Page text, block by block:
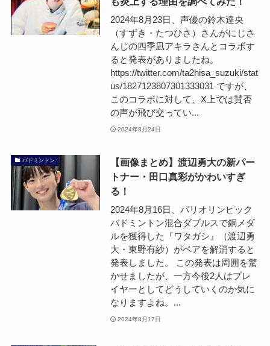
2024年8月23日、声優の鈴木達央
（すずき・たつひさ）さんがにじさ
んじの四季凪アキラさんとコラボす
ると発表がありましたね。
https://twitter.com/ta2hisa_suzuki/stat
us/1827123807301333031 ですが、
このコラボに対して、X上では賛否
の声が飛び交ってい...
2024年8月24日
バドミントン
【画像まとめ】渡辺勇大の新パー
トナー・田口真彩がかわいすぎ
る！
2024年8月16日、パリオリンピック
バドミントン混合ダブルスで銅メダ
ルを獲得した『ワタガシ』（渡辺勇
大・東野有紗）がペアを解消すると
発表しました。 この発表は周囲を驚
かせましたが、一方今後2人はプレ
イヤーとしてどうしていくのか気に
なりますよね。...
2024年8月17日